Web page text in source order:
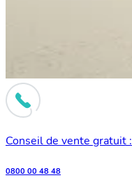
Conseil de vente gratuit :
0800 00 48 48